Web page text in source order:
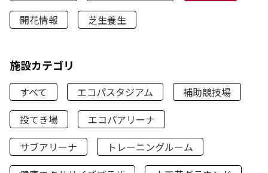
開花情報
芝生養生
施設カテゴリ
すべて エコパスタジアム
補助競技場
投てき場
エコパアリーナ
サブアリーナ
トレーニングルーム